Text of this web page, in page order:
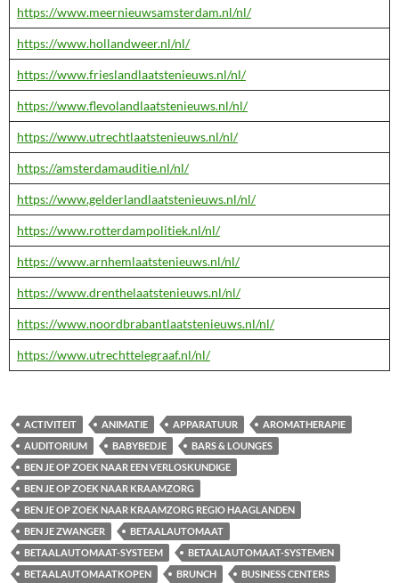
https://www.meernieuwsamsterdam.nl/nl/
https://www.hollandweer.nl/nl/
https://www.frieslandlaatstenieuws.nl/nl/
https://www.flevolandlaatstenieuws.nl/nl/
https://www.utrechtlaatstenieuws.nl/nl/
https://amsterdamauditie.nl/nl/
https://www.gelderlandlaatstenieuws.nl/nl/
https://www.rotterdampolitiek.nl/nl/
https://www.arnhemlaatstenieuws.nl/nl/
https://www.drenthelaatstenieuws.nl/nl/
https://www.noordbrabantlaatstenieuws.nl/nl/
https://www.utrechttelegraaf.nl/nl/
ACTIVITEIT ANIMATIE APPARATUUR
AROMATHERAPIE
AUDITORIUM
BABYBEDJE
BARS & LOUNGES
BEN JE OP ZOEK NAAR EEN VERLOSKUNDIGE
BEN JE OP ZOEK NAAR KRAAMZORG
BEN JE OP ZOEK NAAR KRAAMZORG REGIO HAAGLANDEN
BEN JE ZWANGER
BETAALAUTOMAAT
BETAALAUTOMAAT-SYSTEEM
BETAALAUTOMAAT-SYSTEMEN
BETAALAUTOMAATKOPEN
BRUNCH BUSINESS CENTERS